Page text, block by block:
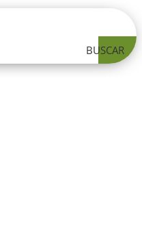
BUSCAR